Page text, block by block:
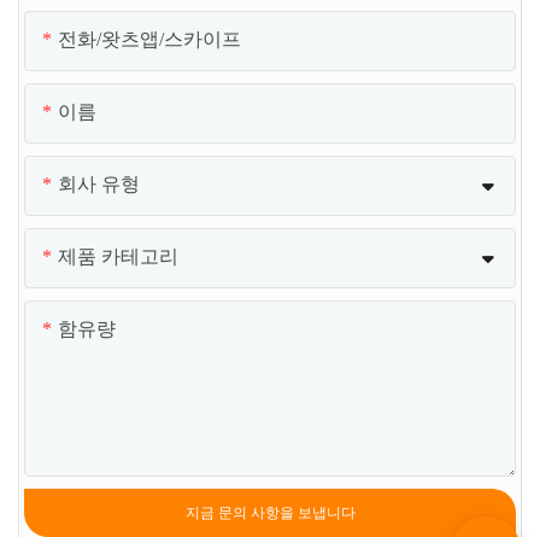
전화/왓츠앱/스카이프
이름
회사 유형
제품 카테고리
함유량
지금 문의 사항을 보냅니다